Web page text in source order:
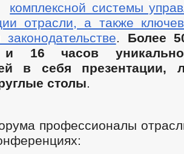
комплексной системы
отрасли, а также
. Более
и 16 часов
в себя презентации,
столы.
профессионалы